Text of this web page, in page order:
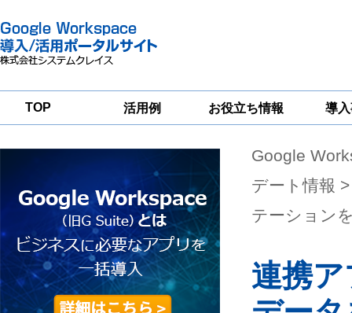
TOP 活用例 お役立ち情報
一
導
グループウェア
移行支援
Google
Workspace
セキュリティ
対策サービス
Google
デート情報
テーション
連携